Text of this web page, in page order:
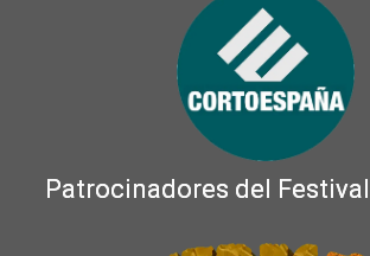
Patrocinadores del